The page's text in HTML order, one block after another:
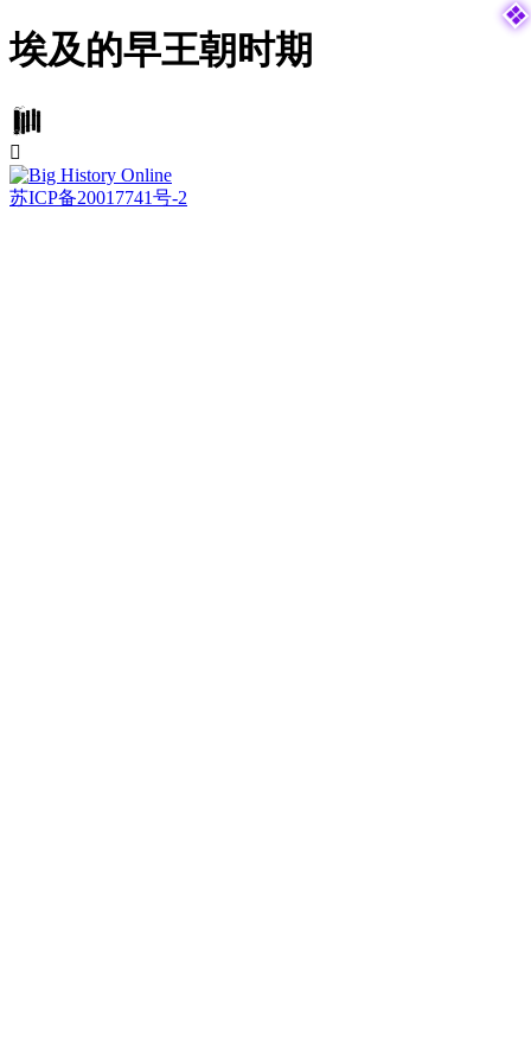
埃及的早王朝时期



苏ICP备20017741号-2